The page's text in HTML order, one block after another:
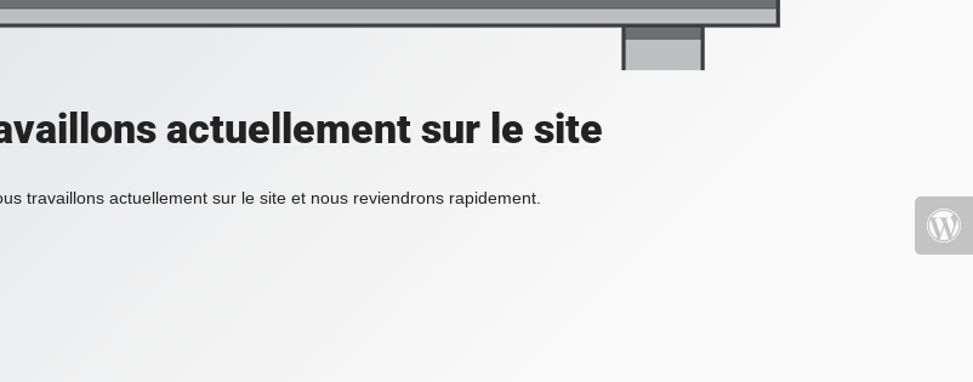
actuellement sur le site
travaillons actuellement sur le site et nous reviendrons rapidement.